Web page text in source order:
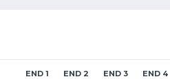
END 1 END 2 END 3 END 4